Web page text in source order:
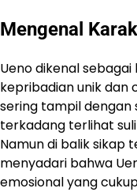
Mengenal
Ueno dikenal
kepribadian unik dan
sering tampil dengan
terkadang terlihat
Namun di balik sikap
menyadari bahwa
emosional yang